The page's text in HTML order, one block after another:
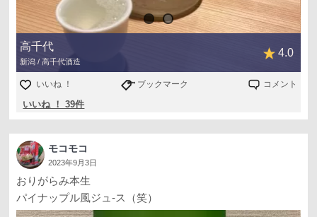
高千代
新潟 / 高千代酒造
4.0
いいね ！ ブックマーク コメント
いいね ！ 39件
モコモコ
2023年9月3日
おりがらみ本生
パイナップル風ジュ-ス（笑）